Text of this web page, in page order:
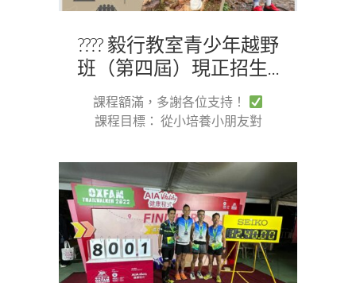
???? 毅行教室青少年越野
班（第四屆）現正招生...
課程額滿，多謝各位支持！
課程目標： 從小培養小朋友對